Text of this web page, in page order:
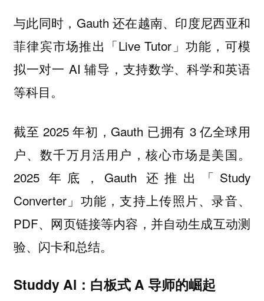
与此同时，Gauth 还在越南、印度尼西亚和
菲律宾市场推出「Live Tutor」功能，可模
拟一对一 AI 辅导，支持数学、科学和英语
等科目。
截至 2025 年初，Gauth 已拥有 3 亿全球用
户、数千万月活用户，核心市场是美国。
2025 年底，Gauth 还推出「Study
Converter」功能，支持上传照片、录音、
PDF、网页链接等内容，并自动生成互动测
验、闪卡和总结。
Studdy Al：白板式 A 导师的崛起